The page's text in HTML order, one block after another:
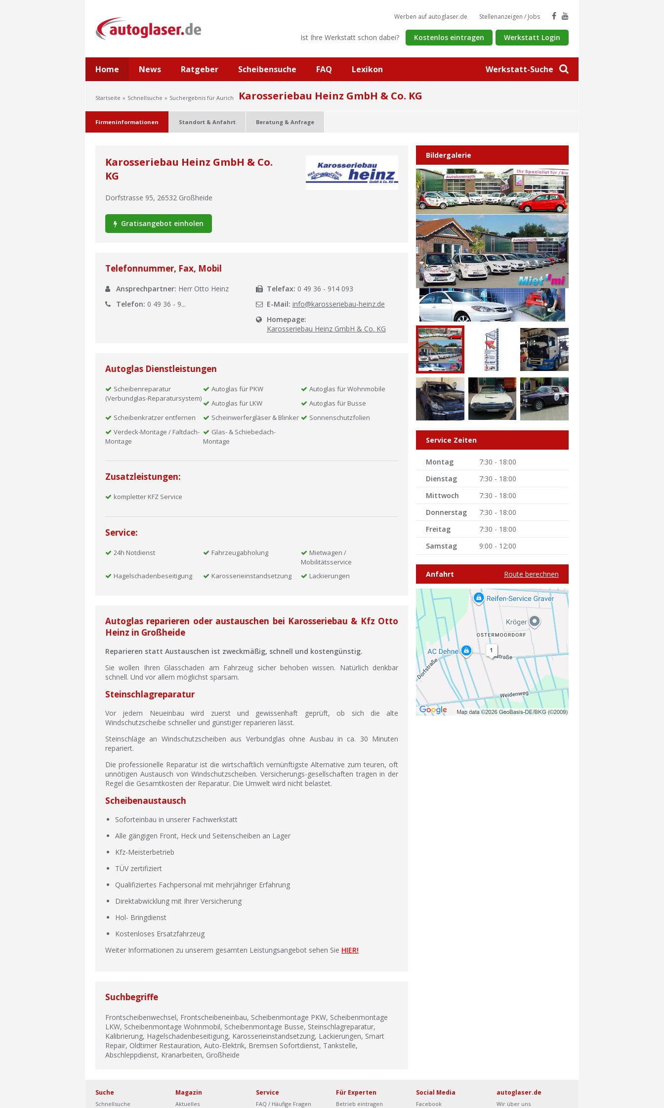
Werkstatt-Suche
Werben auf autoglaser.de Stellenanzeigen / Jobs
Ist Ihre Werkstatt schon dabei? Kostenlos eintragen Werkstatt Login
Home News Ratgeber Scheibensuche FAQ Lexikon
Startseite Schnellsuche Suchergebnis für Aurich Karosseriebau Heinz GmbH & Co. KG
Firmeninformationen Standort & Anfahrt Beratung & Anfrage
Karosseriebau Heinz GmbH & Co.
KG
Dorfstrasse 95, 26532 Großheide
Gratisangebot einholen
Telefonnummer, Fax, Mobil
Ansprechpartner: Herr Otto Heinz
Telefon: 0 49 36 - 9...
Telefax: 0 49 36 - 914 093
E-Mail: info@karosseriebau-heinz.de
Homepage:
Karosseriebau Heinz GmbH & Co. KG
Autoglas Dienstleistungen
Scheibenreparatur
(Verbundglas-Reparatursystem)
Autoglas für PKW
Autoglas für Wohnmobile
Autoglas für LKW
Autoglas für Busse
Scheibenkratzer entfernen
Scheinwerfergläser & Blinker
Sonnenschutzfolien
Verdeck-Montage / Faltdach-
Montage
Glas- & Schiebedach-
Montage
Zusatzleistungen:
kompletter KFZ Service
Service:
24h Notdienst Fahrzeugabholung
Mietwagen /
Mobilitätsservice
Hagelschadenbeseitigung
Karosserieinstandsetzung Lackierungen
Autoglas reparieren oder austauschen bei Karosseriebau & Kfz Otto
Heinz in Großheide
Reparieren statt Austauschen ist zweckmäßig, schnell und kostengünstig.
Sie wollen Ihren Glasschaden am Fahrzeug sicher behoben wissen. Natürlich denkbar
schnell. Und vor allem möglichst sparsam.
Steinschlagreparatur
Vor jedem Neueinbau wird zuerst und gewissenhaft geprüft, ob sich die alte
Windschutzscheibe schneller und günstiger reparieren lässt.
Steinschläge an Windschutzscheiben aus Verbundglas ohne Ausbau in ca. 30 Minuten
repariert.
Die professionelle Reparatur ist die wirtschaftlich vernünftigste Alternative zum teuren, oft
unnötigen Austausch von Windschutzscheiben. Versicherungs-gesellschaften tragen in der
Regel die Gesamtkosten der Reparatur. Die Umwelt wird nicht belastet.
Scheibenaustausch
Soforteinbau in unserer Fachwerkstatt
Alle gängigen Front, Heck und Seitenscheiben an Lager
Kfz-Meisterbetrieb
TÜV zertifiziert
Qualifiziertes Fachpersonal mit mehrjähriger Erfahrung
Direktabwicklung mit Ihrer Versicherung
Hol- Bringdienst
Kostenloses Ersatzfahrzeug
Weiter Informationen zu unserem gesamten Leistungsangebot sehen Sie HIER!
Suchbegriffe
Frontscheibenwechsel, Frontscheibeneinbau, Scheibenmontage PKW, Scheibenmontage
LKW, Scheibenmontage Wohnmobil, Scheibenmontage Busse, Steinschlagreparatur,
Kalibrierung, Hagelschadenbeseitigung, Karosserieinstandsetzung, Lackierungen, Smart
Repair, Oldtimer Restauration, Auto-Elektrik, Bremsen Sofortdienst, Tankstelle,
Abschleppdienst, Kranarbeiten, Großheide
Bildergalerie
Service Zeiten
Montag
7:30 - 18:00
Dienstag
7:30 - 18:00
Mittwoch
7:30 - 18:00
Donnerstag
7:30 - 18:00
Freitag
7:30 - 18:00
Samstag
9:00 - 12:00
Anfahrt Route berechnen
Suche
Schnellsuche
Magazin
Aktuelles
Service
FAQ / Häufige Fragen
Für Experten
Betrieb eintragen
Social Media
Facebook
autoglaser.de
Wir über uns